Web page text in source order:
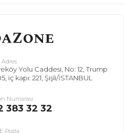
Adres
Yolu Caddesi, No: 12, Trump
iç kapı: 221, Şişli/İSTANBUL
Numarası
383 32 32
E-Posta